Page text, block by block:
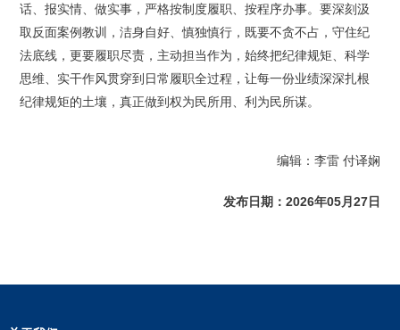
话、报实情、做实事，严格按制度履职、按程序办事。要深刻汲
取反面案例教训，洁身自好、慎独慎行，既要不贪不占，守住纪
法底线，更要履职尽责，主动担当作为，始终把纪律规矩、科学
思维、实干作风贯穿到日常履职全过程，让每一份业绩深深扎根
纪律规矩的土壤，真正做到权为民所用、利为民所谋。
编辑：李雷 付译娴
发布日期：2026年05月27日